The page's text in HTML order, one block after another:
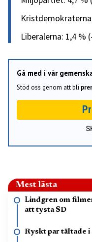
Liberalerna: 1,4 %
Gå med i vår
Stöd oss genom att bli
Mest lästa
Lindgren om
att tysta SD
Ryskt par tältade i